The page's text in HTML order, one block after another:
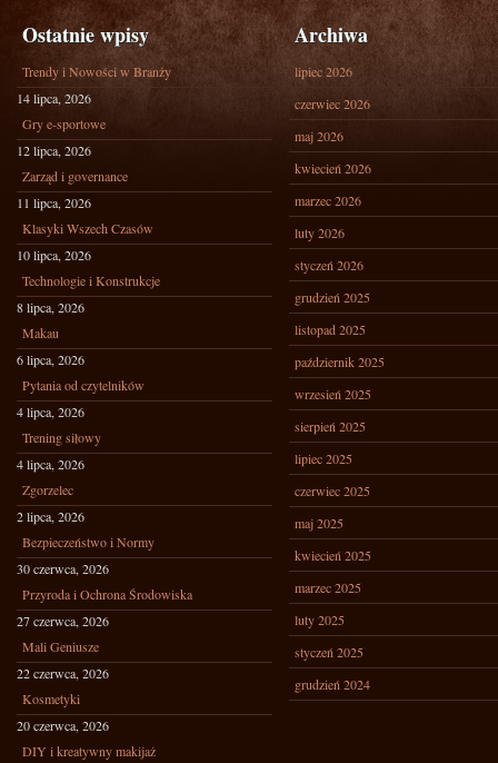
Ostatnie wpisy
Trendy i Nowości w Branży
14 lipca, 2026
Gry e-sportowe
12 lipca, 2026
Zarząd i governance
11 lipca, 2026
Klasyki Wszech Czasów
10 lipca, 2026
Technologie i Konstrukcje
8 lipca, 2026
Makau
6 lipca, 2026
Pytania od czytelników
4 lipca, 2026
Trening siłowy
4 lipca, 2026
Zgorzelec
2 lipca, 2026
Bezpieczeństwo i Normy
30 czerwca, 2026
Przyroda i Ochrona Środowiska
27 czerwca, 2026
Mali Geniusze
22 czerwca, 2026
Kosmetyki
20 czerwca, 2026
DIY i kreatywny makijaż
Archiwa
lipiec 2026
czerwiec 2026
maj 2026
kwiecień 2026
marzec 2026
luty 2026
styczeń 2026
grudzień 2025
listopad 2025
październik 2025
wrzesień 2025
sierpień 2025
lipiec 2025
czerwiec 2025
maj 2025
kwiecień 2025
marzec 2025
luty 2025
styczeń 2025
grudzień 2024